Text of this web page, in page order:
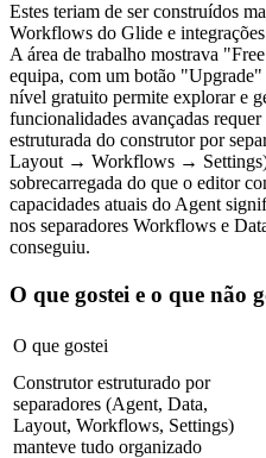
Estes teriam de ser construídos
Workflows do Glide e integrações
A área de trabalho mostrava
equipa, com um botão
nível gratuito permite explorar e
funcionalidades avançadas
estruturada do construtor por
Layout → Workflows → Settings)
sobrecarregada do que o editor
capacidades atuais do Agent
nos separadores Workflows e
conseguiu.
O que gostei e o que não
O que gostei
Construtor estruturado por
separadores (Agent, Data,
Layout, Workflows, Settings)
manteve tudo organizado